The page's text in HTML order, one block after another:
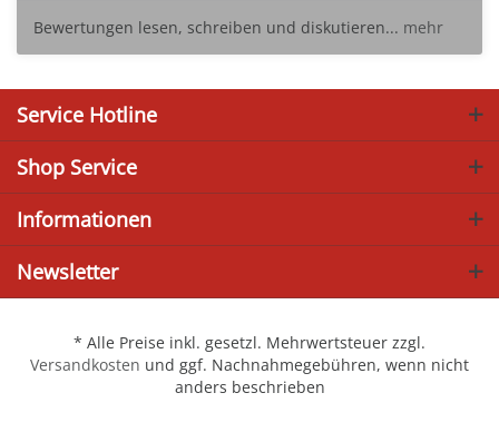
Bewertungen lesen, schreiben und diskutieren... mehr
Service Hotline
Shop Service
Informationen
Newsletter
* Alle Preise inkl. gesetzl. Mehrwertsteuer zzgl.
Versandkosten und ggf. Nachnahmegebühren, wenn nicht
anders beschrieben